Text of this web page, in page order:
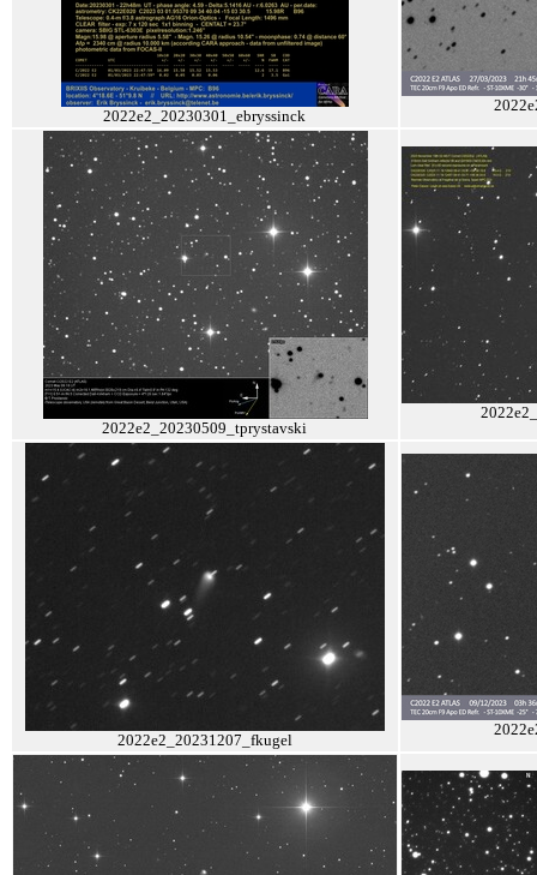
2022e2_20230301_ebryssinck
2022e2_20230509_tprystavski
2022e2_20231207_fkugel